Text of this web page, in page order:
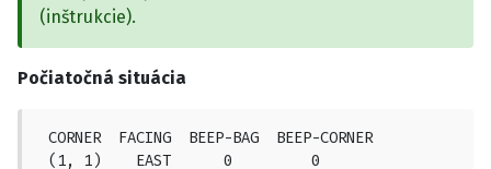
(inštrukcie).
Počiatočná situácia
CORNER  FACING  BEEP-BAG  BEEP-CORNER
(1, 1)    EAST      0         0